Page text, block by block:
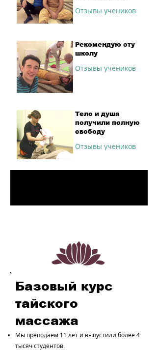
Отзывы учеников
Рекомендую эту
школу
Отзывы учеников
Тело и душа
получили полную
свободу
Отзывы учеников
Базовый курс
тайского
массажа
Мы преподаем 11 лет и выпустили более 4
тысяч студентов.